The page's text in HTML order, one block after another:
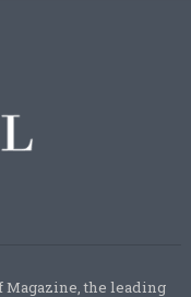
Magazine, the leading